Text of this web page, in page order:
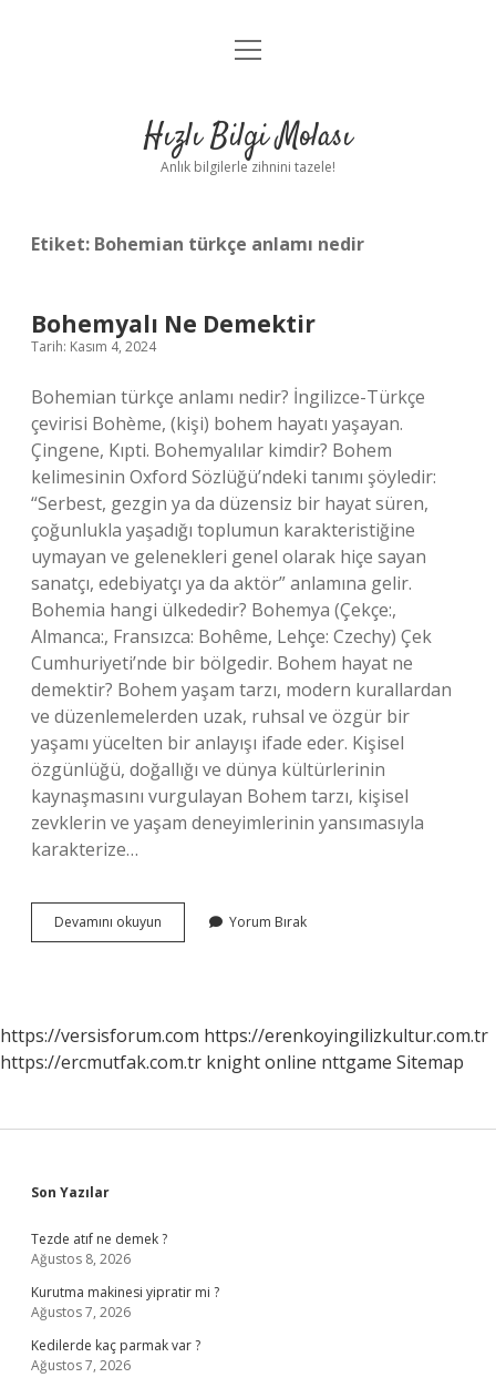
Anasayfa
Yasal Uyarı
menüyü
Hızlı Bilgi Molası
Anlık bilgilerle zihnini tazele!
Etiket: Bohemian türkçe anlamı nedir
Bohemyalı Ne Demektir
Tarih: Kasım 4, 2024
Bohemian türkçe anlamı nedir? İngilizce-Türkçe
çevirisi Bohème, (kişi) bohem hayatı yaşayan.
Çingene, Kıpti. Bohemyalılar kimdir? Bohem
kelimesinin Oxford Sözlüğü’ndeki tanımı şöyledir:
“Serbest, gezgin ya da düzensiz bir hayat süren,
çoğunlukla yaşadığı toplumun karakteristiğine
uymayan ve gelenekleri genel olarak hiçe sayan
sanatçı, edebiyatçı ya da aktör” anlamına gelir.
Bohemia hangi ülkededir? Bohemya (Çekçe:,
Almanca:, Fransızca: Bohême, Lehçe: Czechy) Çek
Cumhuriyeti’nde bir bölgedir. Bohem hayat ne
demektir? Bohem yaşam tarzı, modern kurallardan
ve düzenlemelerden uzak, ruhsal ve özgür bir
yaşamı yücelten bir anlayışı ifade eder. Kişisel
özgünlüğü, doğallığı ve dünya kültürlerinin
kaynaşmasını vurgulayan Bohem tarzı, kişisel
zevklerin ve yaşam deneyimlerinin yansımasıyla
karakterize…
Devamını okuyun Bohemyalı
Ne
Yorum Bırak
https://versisforum.com https://erenkoyingilizkultur.com.tr
https://ercmutfak.com.tr knight online nttgame Sitemap
Sidebar
Son Yazılar
Tezde atıf ne demek ?
Ağustos 8, 2026
Kurutma makinesi yipratir mi ?
Ağustos 7, 2026
Kedilerde kaç parmak var ?
Ağustos 7, 2026